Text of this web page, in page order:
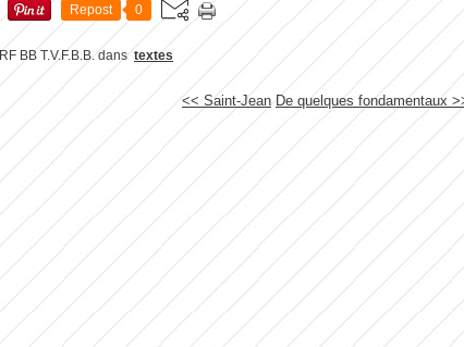
Repost 0
RF BB T.V.F.B.B. dans textes
<< Saint-Jean De quelques fondamentaux